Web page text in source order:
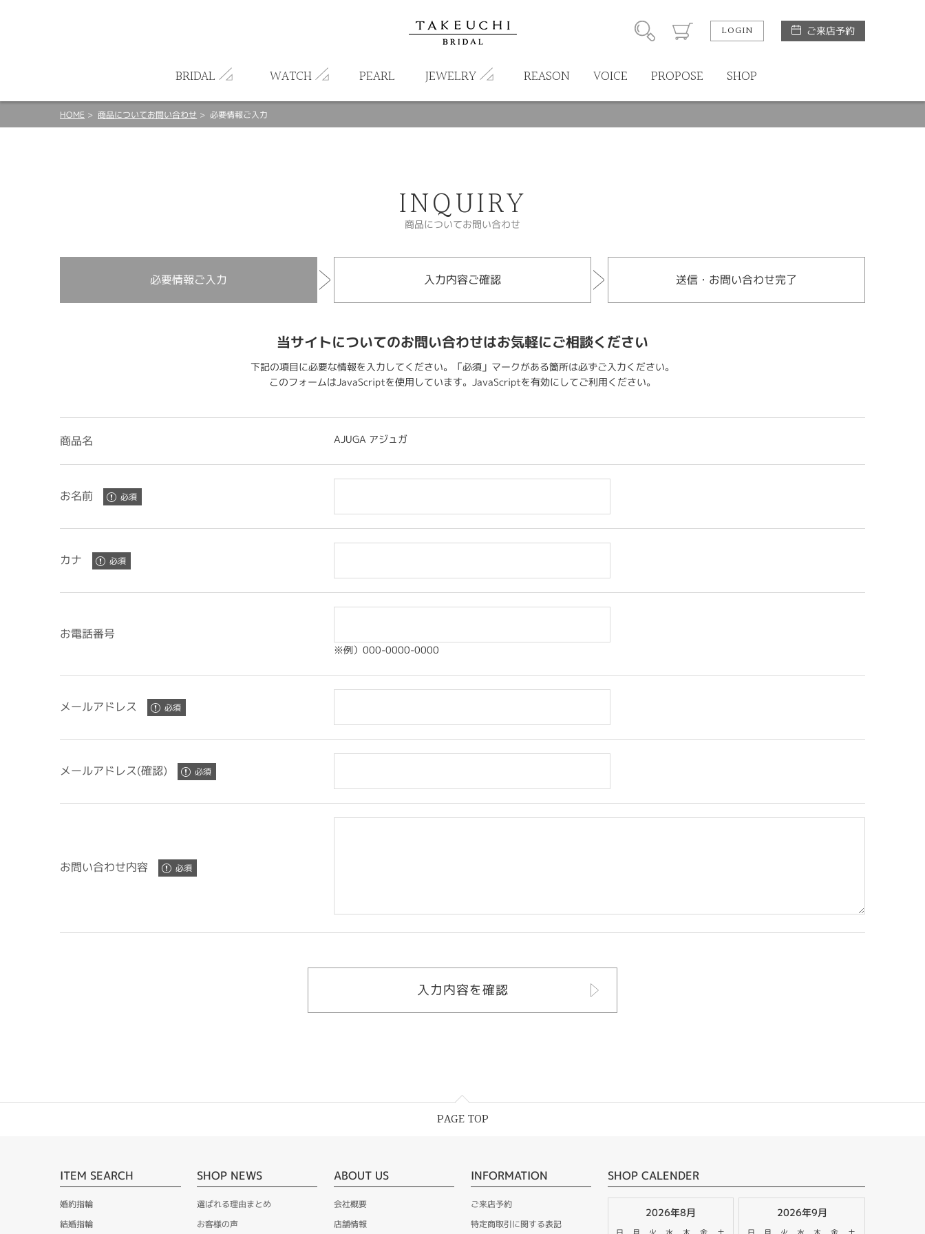
LOGIN ご来店予約
BRIDAL WATCH PEARL JEWELRY REASON VOICE PROPOSE SHOP
HOME 商品についてお問い合わせ 必要情報ご入力
INQUIRY
商品についてお問い合わせ
必要情報ご入力 入力内容ご確認 送信・お問い合わせ完了
当サイトについてのお問い合わせはお気軽にご相談ください
下記の項目に必要な情報を入力してください。「必須」マークがある箇所は必ずご入力ください。
このフォームはJavaScriptを使用しています。JavaScriptを有効にしてご利用ください。
商品名 AJUGA アジュガ
お名前
カナ
お電話番号
※例）000-0000-0000
メールアドレス
メールアドレス(確認)
お問い合わせ内容
PAGE TOP
ITEM SEARCH
婚約指輪
結婚指輪
SHOP NEWS
選ばれる理由まとめ
お客様の声
ABOUT US
会社概要
店舗情報
INFORMATION
ご来店予約
特定商取引に関する表記
SHOP CALENDER
2026年8月 2026年9月